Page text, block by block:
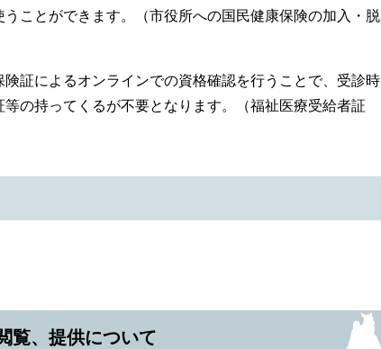
ことができます。（市役所への国民健康保険の加入・脱
証によるオンラインでの資格確認を行うことで、受診時
の持ってくるが不要となります。（福祉医療受給者証
覧、提供について